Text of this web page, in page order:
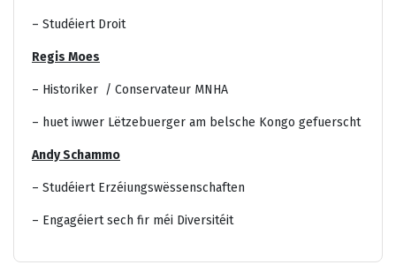
– Studéiert Droit
Regis Moes
– Historiker / Conservateur MNHA
– huet iwwer Lëtzebuerger am belsche Kongo gefuerscht
Andy Schammo
– Studéiert Erzéiungswëssenschaften
– Engagéiert sech fir méi Diversitéit